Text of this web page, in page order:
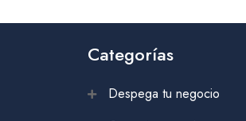
Categorías
Despega tu negocio